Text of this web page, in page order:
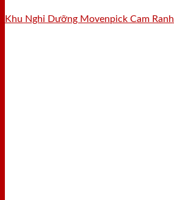
Khu Nghỉ Dưỡng Movenpick Cam Ranh